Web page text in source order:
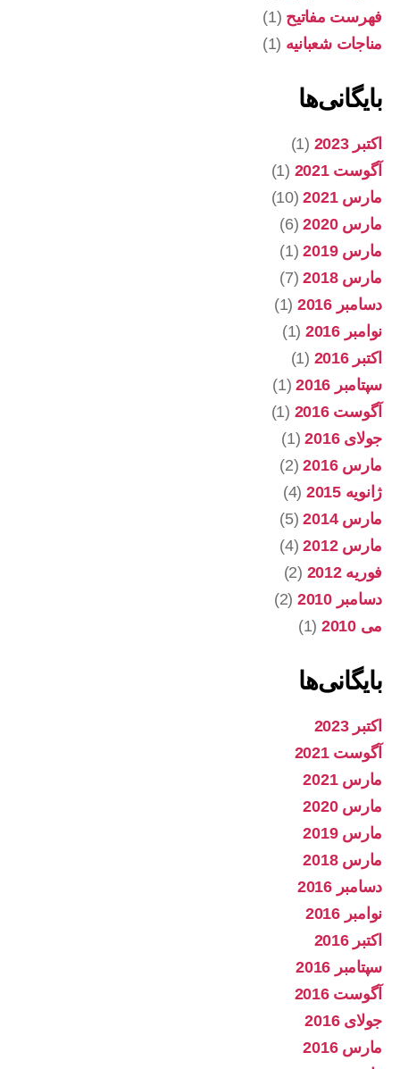
فهرست مفاتیح (1)
مناجات شعبانیه (1)
بایگانی‌ها
اکتبر 2023
(1)
آگوست 2021
(1)
مارس 2021
(10)
مارس 2020
(6)
مارس 2019
(1)
مارس 2018
(7)
دسامبر 2016
(1)
نوامبر 2016
(1)
اکتبر 2016
(1)
سپتامبر 2016
(1)
آگوست 2016
(1)
جولای 2016
(1)
مارس 2016
(2)
ژانویه 2015
(4)
مارس 2014
(5)
مارس 2012
(4)
فوریه 2012
(2)
دسامبر 2010
(2)
می 2010
(1)
بایگانی‌ها
اکتبر 2023
آگوست 2021
مارس 2021
مارس 2020
مارس 2019
مارس 2018
دسامبر 2016
نوامبر 2016
اکتبر 2016
سپتامبر 2016
آگوست 2016
جولای 2016
مارس 2016